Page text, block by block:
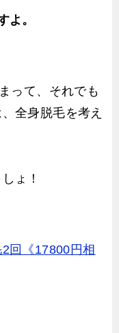
よ。
って、それでも
全身脱毛を考え
ょ！
2回《17800円相